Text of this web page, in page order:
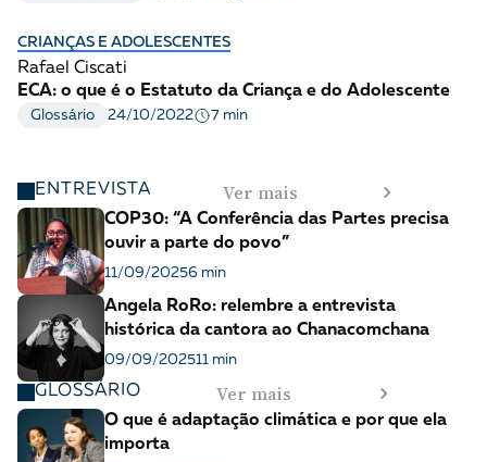
CRIANÇAS E ADOLESCENTES
Rafael Ciscati
ECA: o que é o Estatuto da Criança e do Adolescente
Glossário 24/10/2022 7 min
ENTREVISTA Ver mais
COP30: “A Conferência das Partes precisa
ouvir a parte do povo”
11/09/20256 min
Angela RoRo: relembre a entrevista
histórica da cantora ao Chanacomchana
09/09/202511 min
GLOSSÁRIO Ver mais
O que é adaptação climática e por que ela
importa